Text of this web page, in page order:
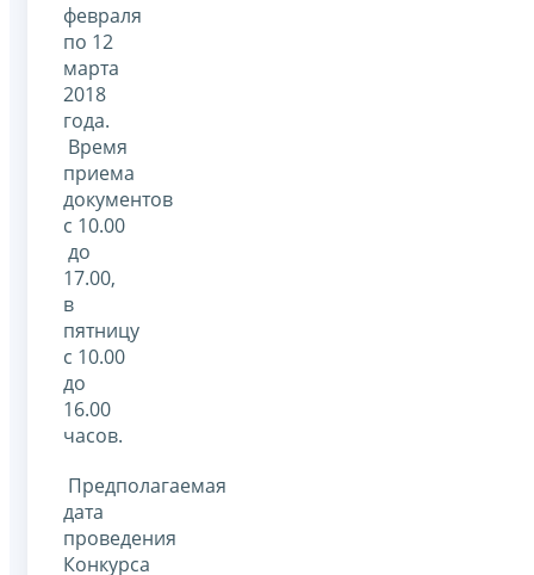
февраля
по 12
марта
2018
года.
Время
приема
документов
с 10.00
до
17.00,
в
пятницу
с 10.00
до
16.00
часов.
Предполагаемая
дата
проведения
Конкурса